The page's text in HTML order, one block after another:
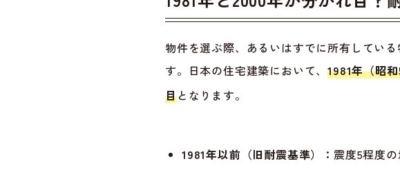
物件を選ぶ際、あるいはすでに所有してい
す。日本の住宅建築において、1981年（昭
目となります。
1981年以前（旧耐震基準）： 震度5程度